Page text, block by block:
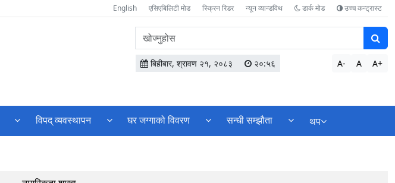
English एसिएबिलिटी मोड स्क्रिन रिडर न्यून व्यान्डविथ डार्क मोड उच्च कन्ट्रास्ट
वेबसाइटमा
सामग्री
खोज्नुहोस
बिहीबार, श्रावण २१, २०८३ २०:५६ A- A A+
विपद् व्यवस्थापन घर जग्गाको विवरण सन्धी सम्झौता थप